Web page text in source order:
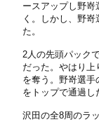
ースアップし野
く。しかし、野
た。
2人の先頭パック
だった。やはり
を奪う。野嵜選
をトップで通過し
沢田の全8周のラ